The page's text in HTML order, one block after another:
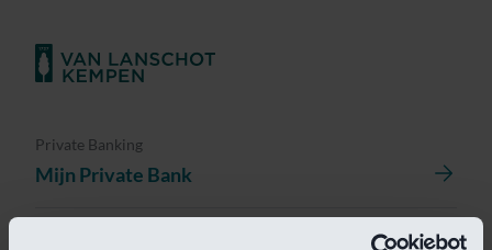
Private Banking
Mijn Private Bank